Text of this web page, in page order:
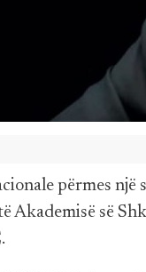
përmes një
Akademisë së